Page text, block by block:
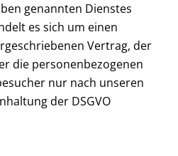
genannten Dienstes
es sich um einen
Vertrag, der
die personenbezogenen
nur nach unseren
der DSGVO